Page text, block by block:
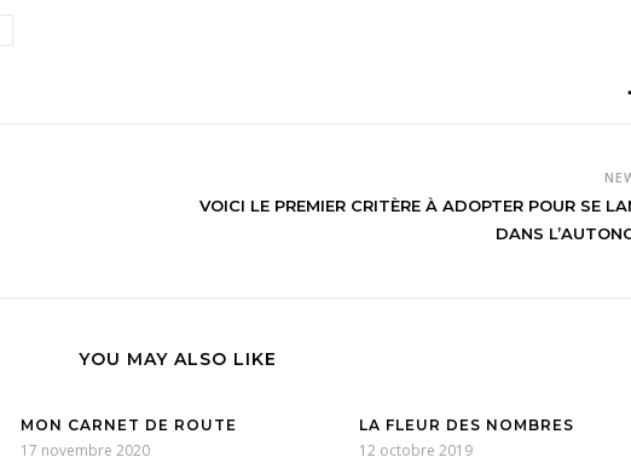
VOICI LE PREMIER CRITÈRE À ADOPTER POUR SE
DANS
YOU MAY ALSO LIKE
MON CARNET DE ROUTE
17 novembre 2020
LA FLEUR DES NOMBRES
12 octobre 2019